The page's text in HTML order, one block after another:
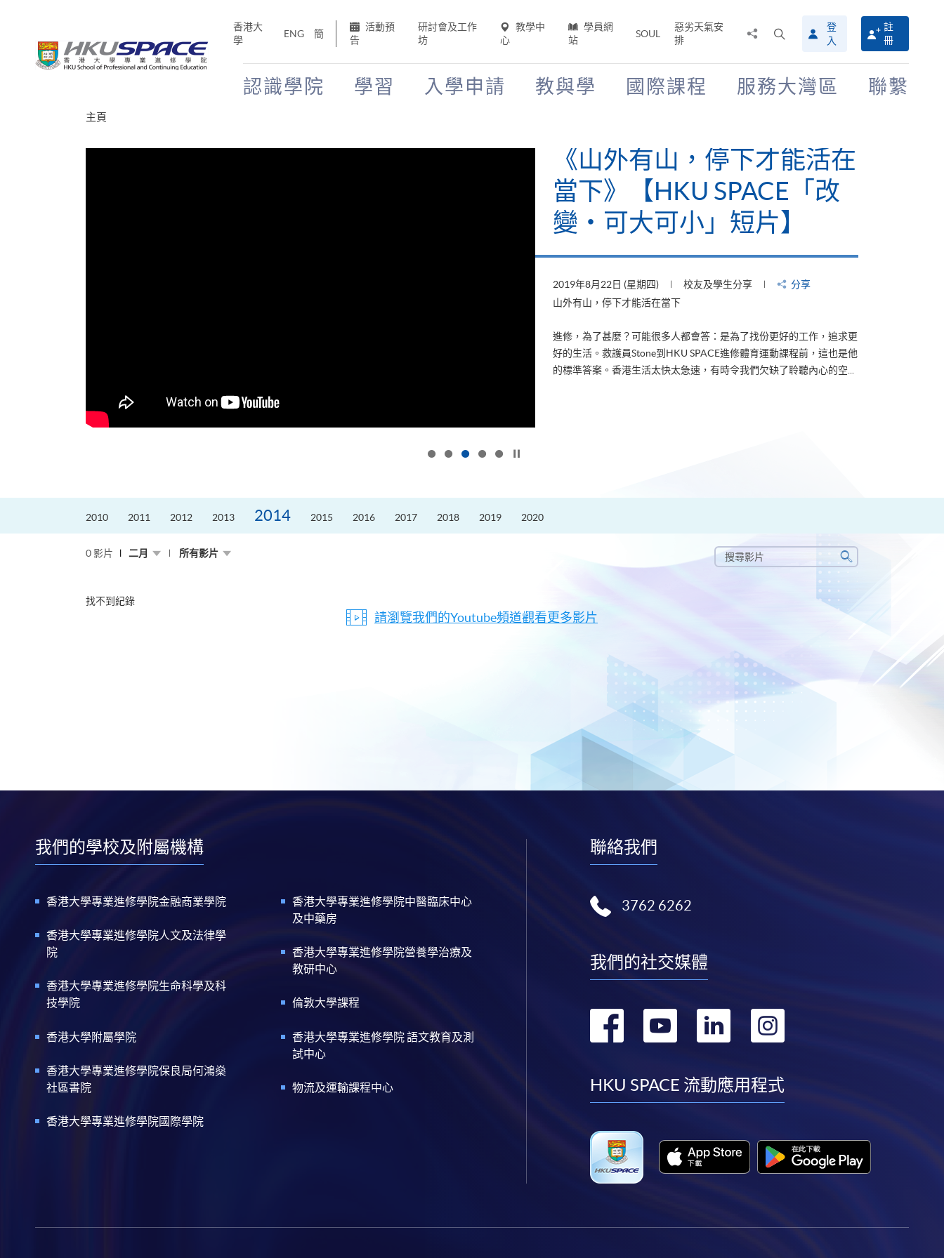
香港大
學
ENG 簡
活動預
告
研討會及工作
坊
教學中
心
學員網
站
SOUL
惡劣天氣安
排
搜
尋
介
登
入
註
冊
認識學院 學習 入學申請 教與學 國際課程 服務大灣區 聯繫
主頁
《山外有山，停下才能活在
當下》【HKU SPACE「改
變‧可大可小」短片】
2019年8月22日 (星期四) 校友及學生分享
分享
山外有山，停下才能活在當下
進修，為了甚麼？可能很多人都會答：是為了找份更好的工作，追求更
好的生活。救護員Stone到HKU SPACE進修體育運動課程前，這也是他
的標準答案。香港生活太快太急速，有時令我們欠缺了聆聽內心的空...
2010 2011 2012 2013 2014 2015 2016 2017 2018 2019 2020
0 影片 二月 所有影片
搜
尋
搜
尋
找不到紀錄
請瀏覽我們的Youtube頻道觀看更多影片
我們的學校及附屬機構
香港大學專業進修學院金融商業學院
香港大學專業進修學院人文及法律學
院
香港大學專業進修學院生命科學及科
技學院
香港大學附屬學院
香港大學專業進修學院保良局何鴻燊
社區書院
香港大學專業進修學院國際學院
香港大學專業進修學院中醫臨床中心
及中藥房
香港大學專業進修學院營養學治療及
教研中心
倫敦大學課程
香港大學專業進修學院 語文教育及測
試中心
物流及運輸課程中心
聯絡我們
3762 6262
我們的社交媒體
轉
facebook
轉
youtube
轉
linkedin
轉
instagram
HKU SPACE 流動應用程式